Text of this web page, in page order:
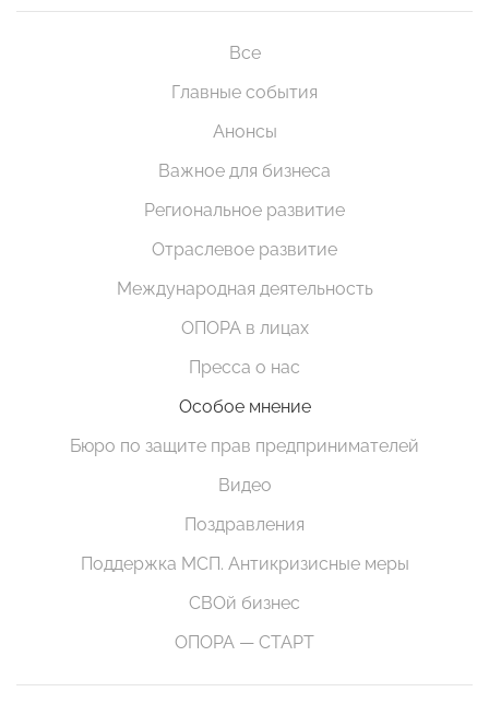
Все
Главные события
Анонсы
Важное для бизнеса
Региональное развитие
Отраслевое развитие
Международная деятельность
ОПОРА в лицах
Пресса о нас
Особое мнение
Бюро по защите прав предпринимателей
Видео
Поздравления
Поддержка МСП. Антикризисные меры
СВОй бизнес
ОПОРА — СТАРТ